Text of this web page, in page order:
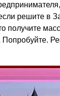
решите в
получите